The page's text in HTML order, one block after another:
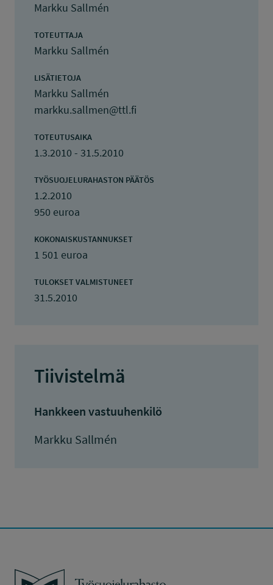
Markku Sallmén
TOTEUTTAJA
Markku Sallmén
LISÄTIETOJA
Markku Sallmén
markku.sallmen@ttl.fi
TOTEUTUSAIKA
1.3.2010 - 31.5.2010
TYÖSUOJELURAHASTON PÄÄTÖS
1.2.2010
950 euroa
KOKONAISKUSTANNUKSET
1 501 euroa
TULOKSET VALMISTUNEET
31.5.2010
Tiivistelmä
Hankkeen vastuuhenkilö
Markku Sallmén
Työsuojelurahasto